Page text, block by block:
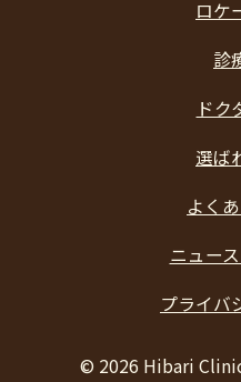
ロケ
診
ドク
選ば
よく
ニュー
プライバ
© 2026 Hibari